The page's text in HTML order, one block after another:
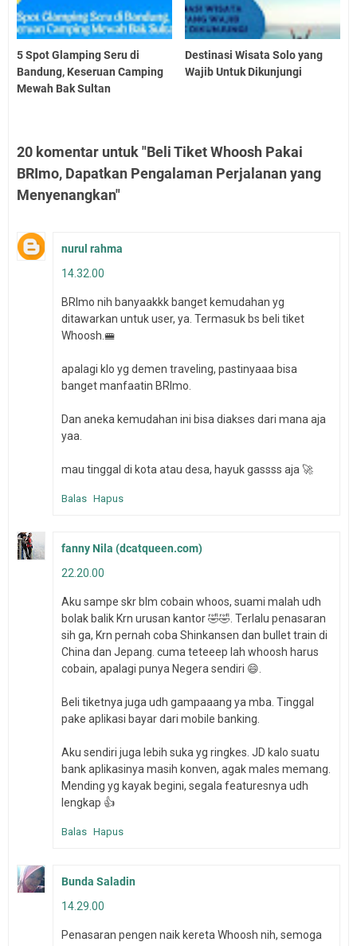
5 Spot Glamping Seru di
Bandung, Keseruan Camping
Mewah Bak Sultan
Destinasi Wisata Solo yang
Wajib Untuk Dikunjungi
20 komentar untuk "Beli Tiket Whoosh Pakai
BRImo, Dapatkan Pengalaman Perjalanan yang
Menyenangkan"
nurul rahma
14.32.00
BRImo nih banyaakkk banget kemudahan yg
ditawarkan untuk user, ya. Termasuk bs beli tiket
Whoosh.🚝
apalagi klo yg demen traveling, pastinyaaa bisa
banget manfaatin BRImo.
Dan aneka kemudahan ini bisa diakses dari mana aja
yaa.
mau tinggal di kota atau desa, hayuk gassss aja 🚀
Balas Hapus
fanny Nila (dcatqueen.com)
22.20.00
Aku sampe skr blm cobain whoos, suami malah udh
bolak balik Krn urusan kantor 🤣🤣. Terlalu penasaran
sih ga, Krn pernah coba Shinkansen dan bullet train di
China dan Jepang. cuma teteeep lah whoosh harus
cobain, apalagi punya Negera sendiri 😄.
Beli tiketnya juga udh gampaaang ya mba. Tinggal
pake aplikasi bayar dari mobile banking.
Aku sendiri juga lebih suka yg ringkes. JD kalo suatu
bank aplikasinya masih konven, agak males memang.
Mending yg kayak begini, segala featuresnya udh
lengkap 👍
Balas Hapus
Bunda Saladin
14.29.00
Penasaran pengen naik kereta Whoosh nih, semoga